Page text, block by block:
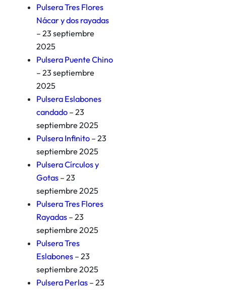
Pulsera Tres Flores
Nácar y dos rayadas
– 23 septiembre
2025
Pulsera Puente Chino
– 23 septiembre
2025
Pulsera Eslabones
candado – 23
septiembre 2025
Pulsera Infinito – 23
septiembre 2025
Pulsera Círculos y
Gotas – 23
septiembre 2025
Pulsera Tres Flores
Rayadas – 23
septiembre 2025
Pulsera Tres
Eslabones – 23
septiembre 2025
Pulsera Perlas – 23